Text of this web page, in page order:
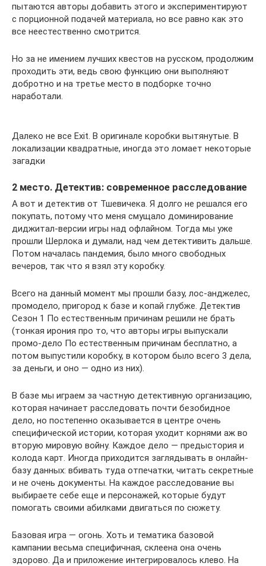
пытаются авторы добавить этого и экспериментируют
с порционной подачей материала, но все равно как это
все неестественно смотрится.
Но за не имением лучших квестов на русском, продолжим
проходить эти, ведь свою функцию они выполняют
добротно и на третье место в подборке точно
наработали.
Далеко не все Exit. В оригинале коробки вытянутые. В
локализации квадратные, иногда это ломает некоторые
загадки
2 место. Детектив: современное расследование
А вот и детектив от Тшевичека. Я долго не решался его
покупать, потому что меня смущало доминирование
диджитал-версии игры над офлайном. Тогда мы уже
прошли Шерлока и думали, над чем детективить дальше.
Потом началась пандемия, было много свободных
вечеров, так что я взял эту коробку.
Всего на данный момент мы прошли базу, лос-анджелес,
промодело, пригород к базе и копай глубже. Детектив
Сезон 1 По естественным причинам решили не брать
(тонкая ирония про то, что авторы игры выпускали
промо-дело По естественным причинам бесплатно, а
потом выпустили коробку, в котором было всего 3 дела,
за деньги, и оно — одно из них).
В базе мы играем за частную детективную организацию,
которая начинает расследовать почти безобидное
дело, но постепенно оказывается в центре очень
специфической истории, которая уходит корнями аж во
вторую мировую войну. Каждое дело — предыстория и
колода карт. Иногда приходится заглядывать в онлайн-
базу данных: вбивать туда отпечатки, читать секретные
и не очень документы. На каждое расследование вы
выбираете себе еще и персонажей, которые будут
помогать своими абилками двигаться по сюжету.
Базовая игра — огонь. Хоть и тематика базовой
кампании весьма специфичная, склеена она очень
здорово. Да и приложение интегрировалось клево. На